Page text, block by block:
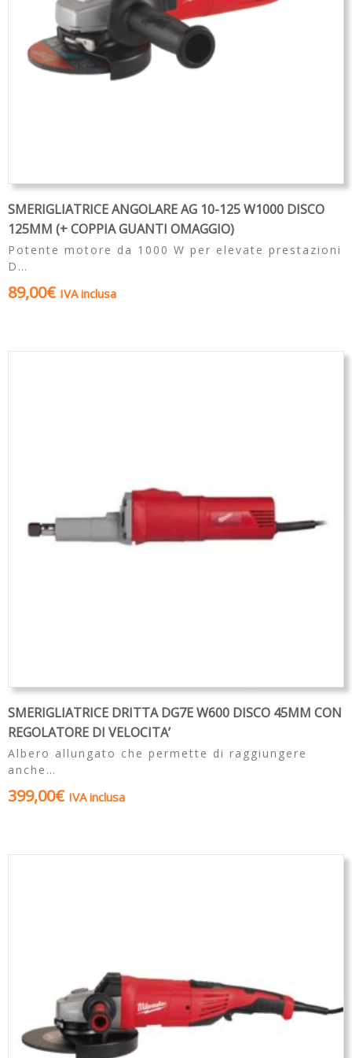
SMERIGLIATRICE ANGOLARE AG 10-125 W1000 DISCO
125MM (+ COPPIA GUANTI OMAGGIO)
Potente motore da 1000 W per elevate prestazioni
D…
89,00€ IVA inclusa
SMERIGLIATRICE DRITTA DG7E W600 DISCO 45MM CON
REGOLATORE DI VELOCITA’
Albero allungato che permette di raggiungere
anche…
399,00€ IVA inclusa